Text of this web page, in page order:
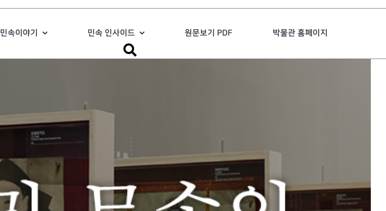
민속이야기 민속 인사이드 원문보기 PDF 박물관 홈페이지